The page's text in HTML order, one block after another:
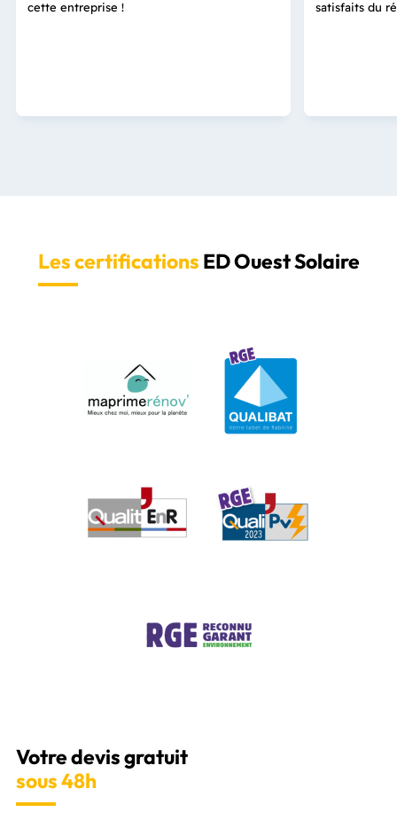
cette entreprise ! satisfaits du
Les certifications ED Ouest Solaire
Votre devis gratuit
sous 48h